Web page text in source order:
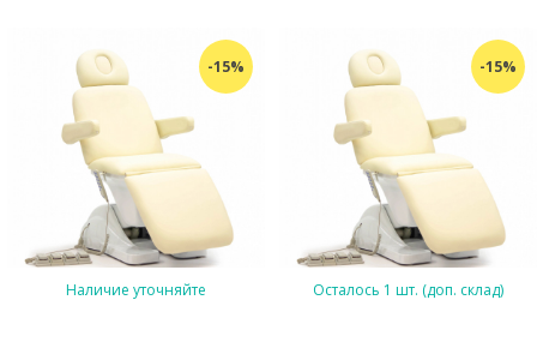
-15%
Наличие уточняйте
-15%
Осталось 1 шт. (доп. склад)